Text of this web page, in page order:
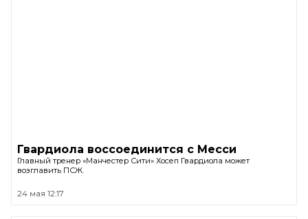
Гвардиола воссоединится с Месси
Главный тренер «Манчестер Сити» Хосеп Гвардиола может
возглавить ПСЖ.
24 мая 12:17